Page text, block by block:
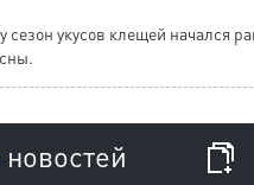
сезон укусов клещей начался
новостей